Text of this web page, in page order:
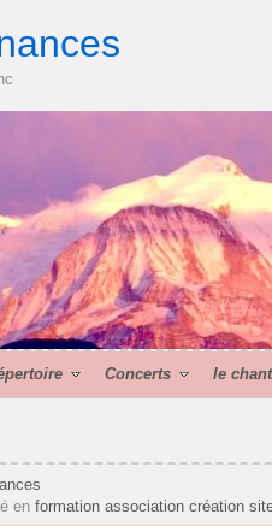
Concerts le
en formation association création